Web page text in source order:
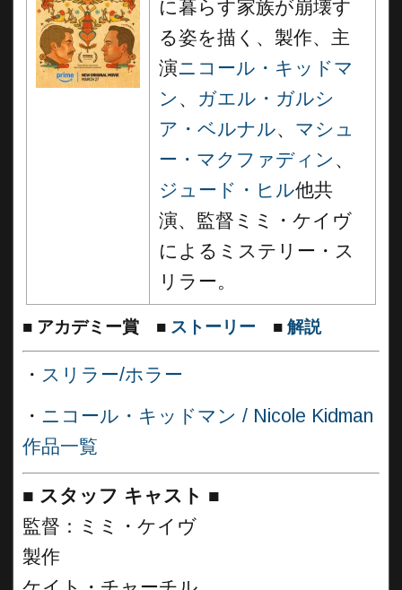
に暮らす家族が崩壊す
る姿を描く、製作、主
演ニコール・キッドマ
ン 、 ガエル・ガルシ
ア・ベルナル、 マシュ
ー・マクファディン 、
ジュード・ヒル他共
演、監督ミミ・ケイヴ
によるミステリー・ス
リラー。
■ アカデミー賞 ■ ストーリー ■ 解説
・ スリラー/ホラー
・ ニコール・キッドマン / Nicole Kidman
作品一覧
■ スタッフ キャスト ■
監督：ミミ・ケイヴ
製作